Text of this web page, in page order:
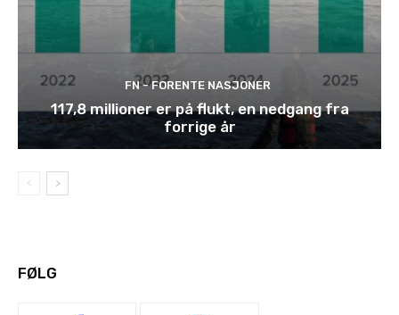
FN - FORENTE NASJONER
117,8 millioner er på flukt, en nedgang fra
forrige år
FØLG